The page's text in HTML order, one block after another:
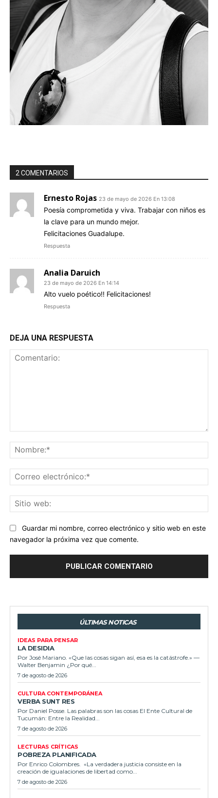
2 COMENTARIOS
Ernesto Rojas 23 de mayo de 2026 En 13:08
Poesía comprometida y viva. Trabajar con niños es
la clave para un mundo mejor.
Felicitaciones Guadalupe.
Respuesta
Analia Daruich
23 de mayo de 2026 En 14:14
Alto vuelo poético!! Felicitaciones!
Respuesta
DEJA UNA RESPUESTA
Guardar mi nombre, correo electrónico y sitio web en este
navegador la próxima vez que comente.
ÚLTIMAS NOTICAS
IDEAS PARA PENSAR
LA DESIDIA
Por José Mariano. «Que las cosas sigan así, esa es la catástrofe.» —
Walter Benjamin ¿Por qué...
7 de agosto de 2026
CULTURA CONTEMPORÁNEA
VERBA SUNT RES
Por Daniel Posse. Las palabras son las cosas El Ente Cultural de
Tucumán: Entre la Realidad...
7 de agosto de 2026
LECTURAS CRÍTICAS
POBREZA PLANIFICADA
Por Enrico Colombres. «La verdadera justicia consiste en la
creación de igualaciones de libertad como...
7 de agosto de 2026